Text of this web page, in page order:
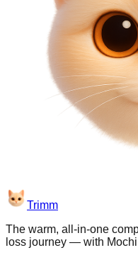
Trimm
The warm, all-in-one
loss journey — with